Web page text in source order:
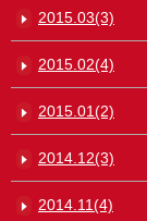
2015.03(3)
2015.02(4)
2015.01(2)
2014.12(3)
2014.11(4)